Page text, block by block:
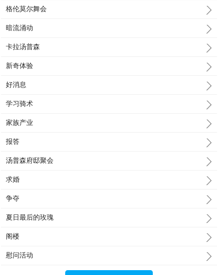
格伦莫尔舞会
暗流涌动
卡拉汤普森
新奇体验
好消息
学习骑术
家族产业
报答
汤普森府邸聚会
求婚
争夺
夏日最后的玫瑰
阁楼
慰问活动